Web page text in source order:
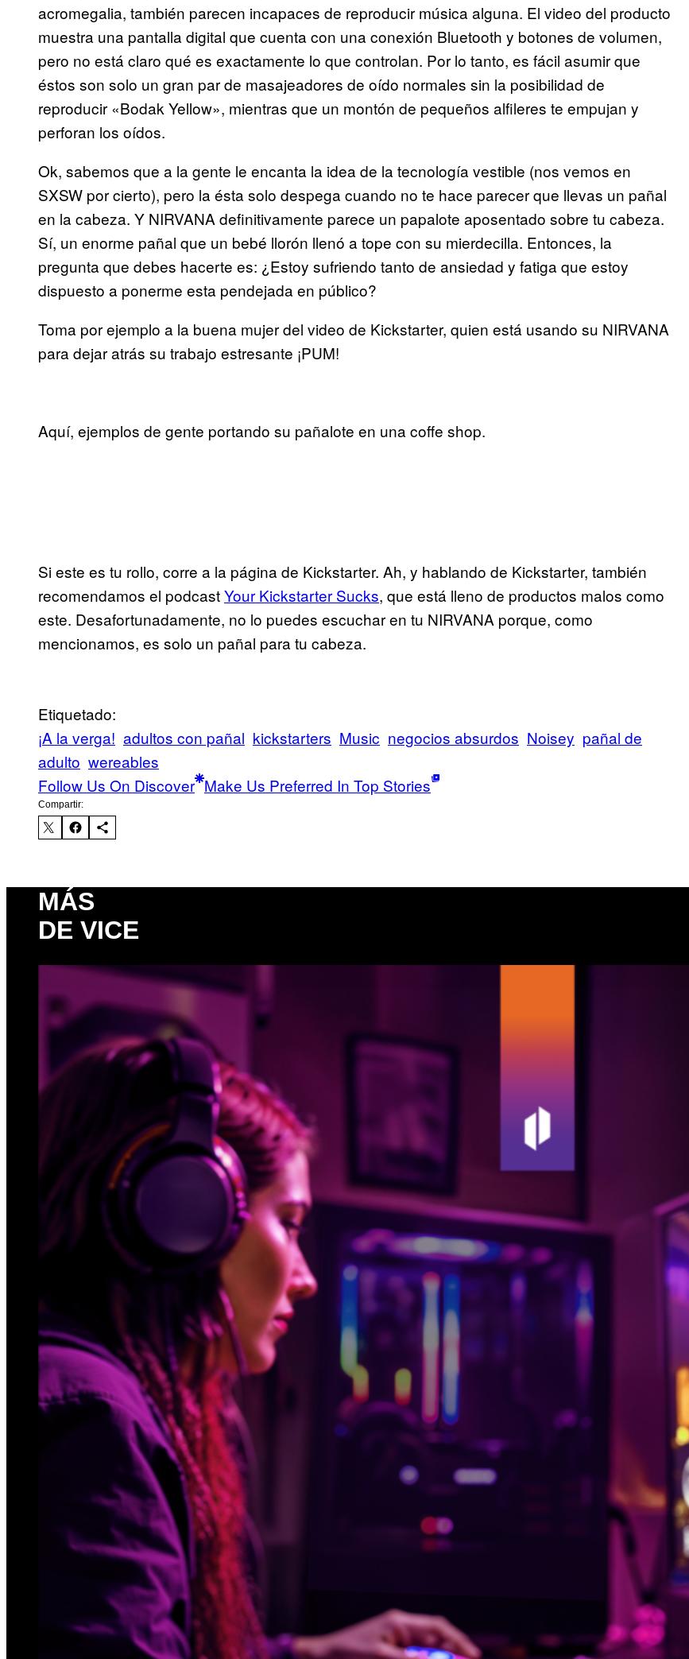
acromegalia, también parecen incapaces de reproducir música alguna. El video del producto
muestra una pantalla digital que cuenta con una conexión Bluetooth y botones de volumen,
pero no está claro qué es exactamente lo que controlan. Por lo tanto, es fácil asumir que
éstos son solo un gran par de masajeadores de oído normales sin la posibilidad de
reproducir «Bodak Yellow», mientras que un montón de pequeños alfileres te empujan y
perforan los oídos.
Ok, sabemos que a la gente le encanta la idea de la tecnología vestible (nos vemos en
SXSW por cierto), pero la ésta solo despega cuando no te hace parecer que llevas un pañal
en la cabeza. Y NIRVANA definitivamente parece un papalote aposentado sobre tu cabeza.
Sí, un enorme pañal que un bebé llorón llenó a tope con su mierdecilla. Entonces, la
pregunta que debes hacerte es: ¿Estoy sufriendo tanto de ansiedad y fatiga que estoy
dispuesto a ponerme esta pendejada en público?
Toma por ejemplo a la buena mujer del video de Kickstarter, quien está usando su NIRVANA
para dejar atrás su trabajo estresante ¡PUM!
Aquí, ejemplos de gente portando su pañalote en una coffe shop.
Si este es tu rollo, corre a la página de Kickstarter. Ah, y hablando de Kickstarter, también
recomendamos el podcastYour Kickstarter Sucks, que está lleno de productos malos como
este. Desafortunadamente, no lo puedes escuchar en tu NIRVANA porque, como
mencionamos, es solo un pañal para tu cabeza.
Etiquetado:
¡A la verga! adultos con pañal kickstarters Music negocios absurdos Noisey pañal de
adulto wereables
Follow Us On Discover Make Us Preferred In Top Stories
Compartir:
MÁS
DE VICE